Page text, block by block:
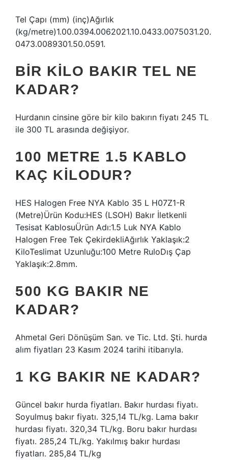
Tel Çapı (mm) (inç)Ağırlık
(kg/metre)1.00.0394.0062021.10.0433.0075031.20.
0473.0089301.50.0591.
BIR KILO BAKIR TEL NE
KADAR?
Hurdanın cinsine göre bir kilo bakırın fiyatı 245 TL
ile 300 TL arasında değişiyor.
100 METRE 1.5 KABLO
KAÇ KILODUR?
HES Halogen Free NYA Kablo 35 L H07Z1-R
(Metre)Ürün Kodu:HES (LSOH) Bakır İletkenli
Tesisat KablosuÜrün Adı:1.5 Luk NYA Kablo
Halogen Free Tek ÇekirdekliAğırlık Yaklaşık:2
KiloTeslimat Uzunluğu:100 Metre RuloDış Çap
Yaklaşık:2.8mm.
500 KG BAKIR NE
KADAR?
Ahmetal Geri Dönüşüm San. ve Tic. Ltd. Şti. hurda
alım fiyatları 23 Kasım 2024 tarihi itibarıyla.
1 KG BAKIR NE KADAR?
Güncel bakır hurda fiyatları. Bakır hurdası fiyatı.
Soyulmuş bakır fiyatı. 325,14 TL/kg. Lama bakır
hurdası fiyatı. 320,34 TL/kg. Boru bakır hurdası
fiyatı. 285,24 TL/kg. Yakılmış bakır hurdası
fiyatları. 285,84 TL/kg